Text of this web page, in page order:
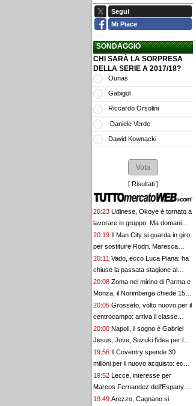
Segui
Mi Piace
SONDAGGIO
CHI SARÀ LA SORPRESA
DELLA SERIE A 2017/18?
Ounas
Gabigol
Riccardo Orsolini
Daniele Verde
Dawid Kownacki
[ Risultati ]
20:23 Udinese, Okoye è tornato a
lavorare in gruppo. Ma domani
non giocherà il triangolare
20:19 Il Man City si guarda in giro
per sostituire Rodri. Maresca
chiede Enzo Fernandez
20:11 Vado, ecco Luca Piana: ha
chiuso la passata stagione al
Pontedera
20:08 Zoma nel mirino di Parma e
Monza, il Norimberga chiede 15
milioni di euro
20:05 Grosseto, volto nuovo per il
centrocampo: arriva il classe
2007 Kauan Savini
20:00 Napoli, il sogno è Gabriel
Jesus, Juve, Suzuki l'idea per la
porta
19:56 Il Coventry spende 30
milioni per il nuovo acquisto: ecco
il ghanese Yirenkyi
19:52 Lecce, interesse per
Marcos Fernandez dell'Espanyol.
Clausola da 2 milioni
19:49 Arezzo, Cagnano si